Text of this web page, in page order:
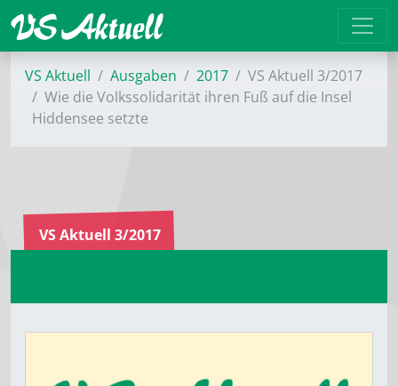
VS Aktuell Ausgaben 2017
VS Aktuell 3/2017
Wie die Volkssolidarität ihren Fuß auf die Insel
Hiddensee setzte
VS Aktuell 3/2017